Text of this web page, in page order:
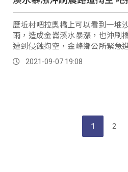
歷坵村吧拉奧橋上可以看到一堆
雨，造成金崙溪水暴漲，也沖刷
遭到侵蝕掏空，金峰鄉公所緊急
工程，預計下周一就能搶通農路。
2021-09-07 19:08
1 2